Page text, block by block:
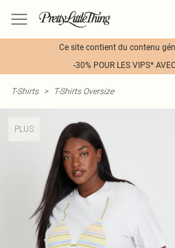
Ce site contient du contenu
-30% POUR LES VIPS*
T-Shirts > T-Shirts Oversize
PLUS